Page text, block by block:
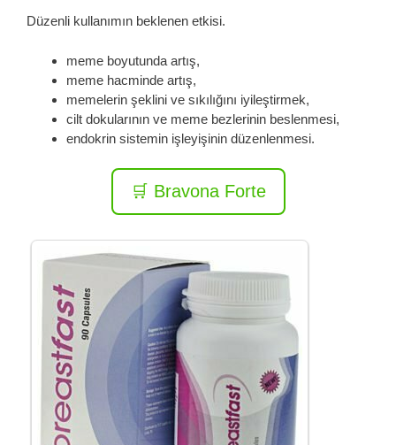
Düzenli kullanımın beklenen etkisi.
meme boyutunda artış,
meme hacminde artış,
memelerin şeklini ve sıkılığını iyileştirmek,
cilt dokularının ve meme bezlerinin beslenmesi,
endokrin sistemin işleyişinin düzenlenmesi.
🛒 Bravona Forte